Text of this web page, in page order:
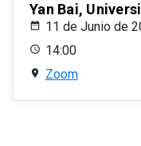
Yan Bai,
11 de Junio de
14:00
Zoom